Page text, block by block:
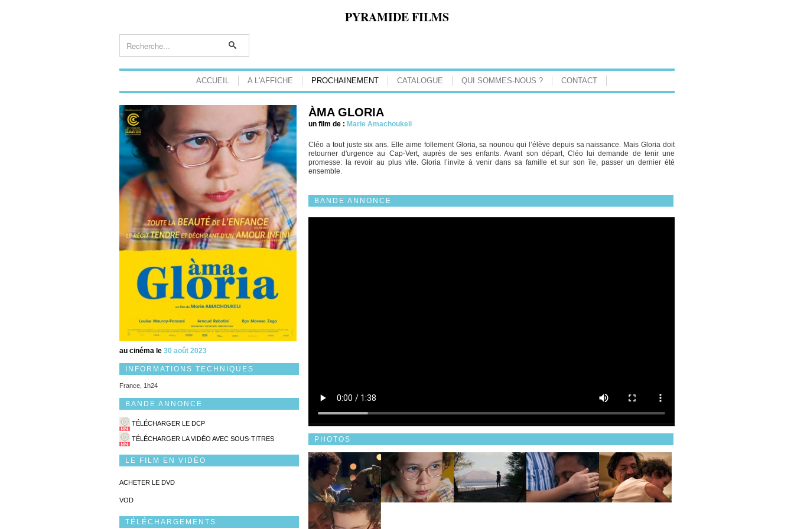
PYRAMIDE FILMS
ACCUEIL A L'AFFICHE PROCHAINEMENT CATALOGUE QUI SOMMES-NOUS ? CONTACT
au cinéma le 30 août 2023
INFORMATIONS TECHNIQUES
France, 1h24
BANDE ANNONCE
TÉLÉCHARGER LE DCP
TÉLÉCHARGER LA VIDÉO AVEC SOUS-TITRES
LE FILM EN VIDÉO
ACHETER LE DVD
VOD
TÉLÉCHARGEMENTS
ÀMA GLORIA
un film de : Marie Amachoukeli
Cléo a tout juste six ans. Elle aime follement Gloria, sa nounou qui l’élève depuis sa naissance. Mais Gloria doit
retourner d'urgence au Cap-Vert, auprès de ses enfants. Avant son départ, Cléo lui demande de tenir une
promesse: la revoir au plus vite. Gloria l’invite à venir dans sa famille et sur son île, passer un dernier été
ensemble.
BANDE ANNONCE
PHOTOS